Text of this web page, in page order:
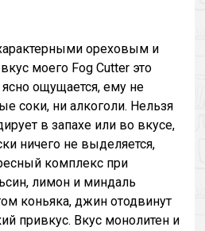
ореховым и
моего Fog Cutter это
ощущается, ему не
соки, ни алкоголи. Нельзя
в запахе или во вкусе,
ничего не выделяется,
комплекс при
лимон и миндаль
коньяка, джин отодвинут
привкус. Вкус монолитен и